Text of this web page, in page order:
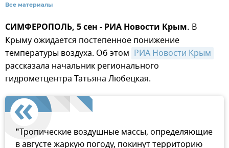
Все материалы
СИМФЕРОПОЛЬ, 5 сен - РИА Новости Крым. В
Крыму ожидается постепенное понижение
температуры воздуха. Об этом РИА Новости Крым
рассказала начальник регионального
гидрометцентра Татьяна Любецкая.
"Тропические воздушные массы, определяющие
в августе жаркую погоду, покинут территорию